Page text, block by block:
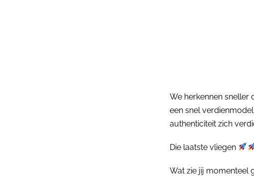
We herkennen sneller
een snel
authenticiteit zich
Die laatste vliegen
Wat zie jij momenteel